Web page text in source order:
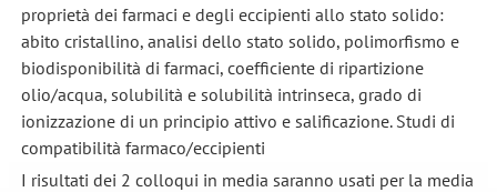
proprietà dei farmaci e degli eccipienti allo stato solido:
abito cristallino, analisi dello stato solido, polimorfismo e
biodisponibilità di farmaci, coefficiente di ripartizione
olio/acqua, solubilità e solubilità intrinseca, grado di
ionizzazione di un principio attivo e salificazione. Studi di
compatibilità farmaco/eccipienti
I risultati dei 2 colloqui in media saranno usati per la media